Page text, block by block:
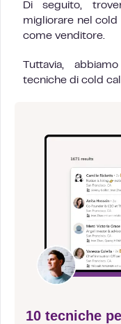
Di seguito,
migliorare nel cold
come venditore.
Tuttavia,
tecniche di cold
10 tecniche